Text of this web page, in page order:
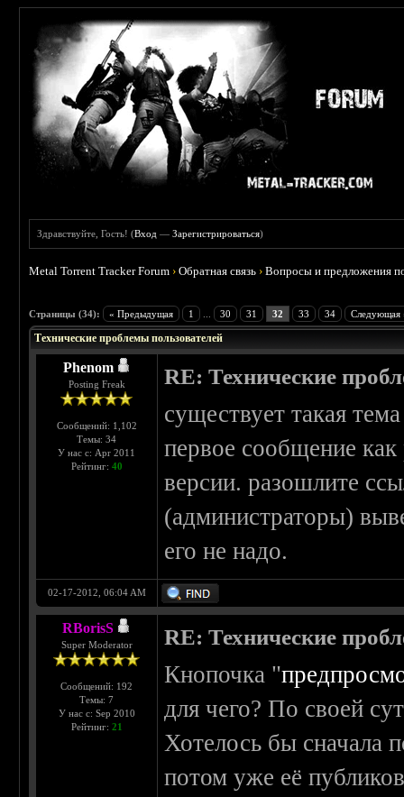
Здравствуйте, Гость! (Вход —Зарегистрироваться)
Metal Torrent Tracker Forum ›Обратная связь ›Вопросы и предложения
Страницы (34): « Предыдущая 1 30 31 32 33 34 Следующая
Технические проблемы пользователей
Phenom
Posting Freak
Сообщений: 1,102
Темы: 34
У нас с: Apr 2011
Рейтинг: 40
RE: Технические
существует такая
первое сообщение
версии. разошлите
(администраторы)
его не надо.
02-17-2012, 06:04 AM
RBorisS
Super Moderator
Сообщений: 192
Темы: 7
У нас с: Sep 2010
Рейтинг: 21
RE: Технические
Кнопочка "
для чего? По своей
Хотелось бы сначала
потом уже её